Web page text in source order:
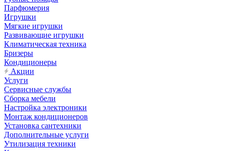
Парфюмерия
Игрушки
Мягкие игрушки
Развивающие игрушки
Климатическая техника
Бризеры
Кондиционеры
Акции
Услуги
Сервисные службы
Сборка мебели
Настройка электроники
Монтаж кондиционеров
Установка сантехники
Дополнительные услуги
Утилизация техники